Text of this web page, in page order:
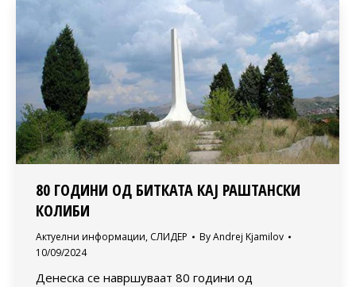
80 ГОДИНИ ОД БИТКАТА КАЈ РАШТАНСКИ
КОЛИБИ
Актуелни информации, СЛИДЕР ByAndrej Kjamilov
10/09/2024
Денеска се навршуваат 80 години од